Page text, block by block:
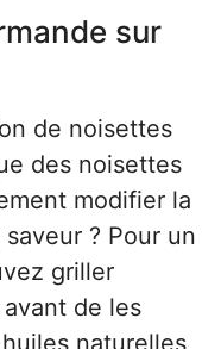
sur
de noisettes
des noisettes
modifier la
? Pour un
griller
de les
naturelles